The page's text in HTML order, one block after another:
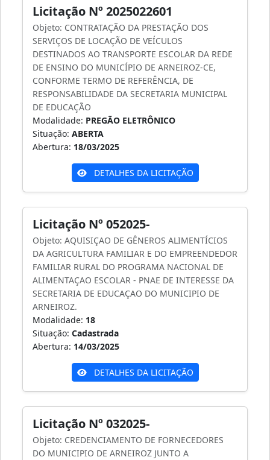
Licitação Nº 2025022601
Objeto: CONTRATAÇÃO DA PRESTAÇÃO DOS
SERVIÇOS DE LOCAÇÃO DE VEÍCULOS
DESTINADOS AO TRANSPORTE ESCOLAR DA REDE
DE ENSINO DO MUNICÍPIO DE ARNEIROZ-CE,
CONFORME TERMO DE REFERÊNCIA, DE
RESPONSABILIDADE DA SECRETARIA MUNICIPAL
DE EDUCAÇÃO
Modalidade: PREGÃO ELETRÔNICO
Situação: ABERTA
Abertura: 18/03/2025
DETALHES DA LICITAÇÃO
Licitação Nº 052025-
Objeto: AQUISIÇAO DE GÊNEROS ALIMENTÍCIOS
DA AGRICULTURA FAMILIAR E DO EMPREENDEDOR
FAMILIAR RURAL DO PROGRAMA NACIONAL DE
ALIMENTAÇAO ESCOLAR - PNAE DE INTERESSE DA
SECRETARIA DE EDUCAÇAO DO MUNICIPIO DE
ARNEIROZ.
Modalidade: 18
Situação: Cadastrada
Abertura: 14/03/2025
DETALHES DA LICITAÇÃO
Licitação Nº 032025-
Objeto: CREDENCIAMENTO DE FORNECEDORES
DO MUNICIPIO DE ARNEIROZ JUNTO A